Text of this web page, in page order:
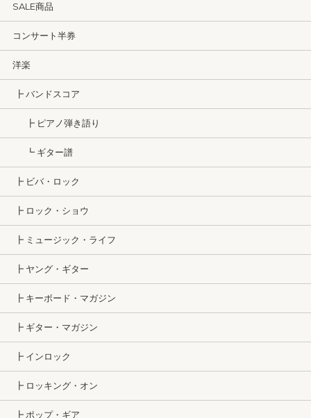
SALE商品
コンサート半券
洋楽
┣ バンドスコア
┣ ピアノ弾き語り
┗ ギター譜
┣ ビバ・ロック
┣ ロック・ショウ
┣ ミュージック・ライフ
┣ ヤング・ギター
┣ キーボード・マガジン
┣ ギター・マガジン
┣ インロック
┣ ロッキング・オン
┣ ポップ・ギア